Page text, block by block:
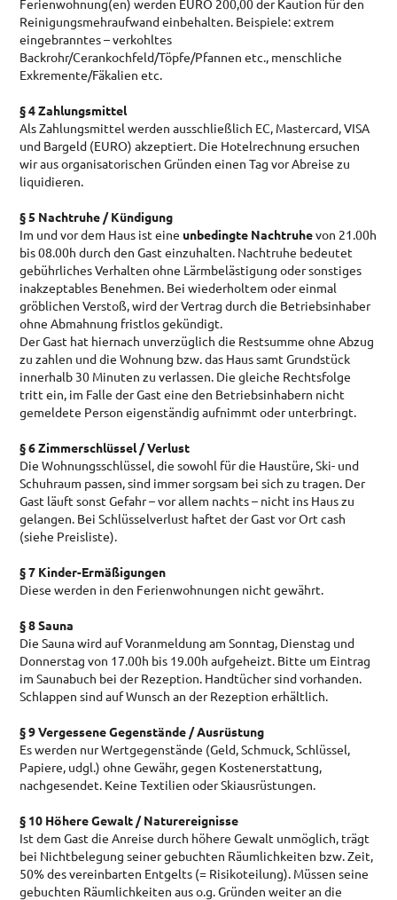
Ferienwohnung(en) werden EURO 200,00 der Kaution für den
Reinigungsmehraufwand einbehalten. Beispiele: extrem
eingebranntes – verkohltes
Backrohr/Cerankochfeld/Töpfe/Pfannen etc., menschliche
Exkremente/Fäkalien etc.
§ 4 Zahlungsmittel
Als Zahlungsmittel werden ausschließlich EC, Mastercard, VISA
und Bargeld (EURO) akzeptiert. Die Hotelrechnung ersuchen
wir aus organisatorischen Gründen einen Tag vor Abreise zu
liquidieren.
§ 5 Nachtruhe / Kündigung
Im und vor dem Haus ist eine unbedingte Nachtruhevon 21.00h
bis 08.00h durch den Gast einzuhalten. Nachtruhe bedeutet
gebührliches Verhalten ohne Lärmbelästigung oder sonstiges
inakzeptables Benehmen. Bei wiederholtem oder einmal
gröblichen Verstoß, wird der Vertrag durch die Betriebsinhaber
ohne Abmahnung fristlos gekündigt.
Der Gast hat hiernach unverzüglich die Restsumme ohne Abzug
zu zahlen und die Wohnung bzw. das Haus samt Grundstück
innerhalb 30 Minuten zu verlassen. Die gleiche Rechtsfolge
tritt ein, im Falle der Gast eine den Betriebsinhabern nicht
gemeldete Person eigenständig aufnimmt oder unterbringt.
§ 6 Zimmerschlüssel / Verlust
Die Wohnungsschlüssel, die sowohl für die Haustüre, Ski- und
Schuhraum passen, sind immer sorgsam bei sich zu tragen. Der
Gast läuft sonst Gefahr – vor allem nachts – nicht ins Haus zu
gelangen. Bei Schlüsselverlust haftet der Gast vor Ort cash
(siehe Preisliste).
§ 7 Kinder-Ermäßigungen
Diese werden in den Ferienwohnungen nicht gewährt.
§ 8 Sauna
Die Sauna wird auf Voranmeldung am Sonntag, Dienstag und
Donnerstag von 17.00h bis 19.00h aufgeheizt. Bitte um Eintrag
im Saunabuch bei der Rezeption. Handtücher sind vorhanden.
Schlappen sind auf Wunsch an der Rezeption erhältlich.
§ 9 Vergessene Gegenstände / Ausrüstung
Es werden nur Wertgegenstände (Geld, Schmuck, Schlüssel,
Papiere, udgl.) ohne Gewähr, gegen Kostenerstattung,
nachgesendet. Keine Textilien oder Skiausrüstungen.
§ 10 Höhere Gewalt / Naturereignisse
Ist dem Gast die Anreise durch höhere Gewalt unmöglich, trägt
bei Nichtbelegung seiner gebuchten Räumlichkeiten bzw. Zeit,
50% des vereinbarten Entgelts (= Risikoteilung). Müssen seine
gebuchten Räumlichkeiten aus o.g. Gründen weiter an die